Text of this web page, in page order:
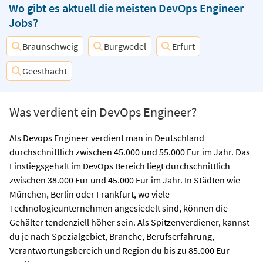
Wo gibt es aktuell die meisten DevOps Engineer
Jobs?
Braunschweig Burgwedel Erfurt
Geesthacht
Was verdient ein DevOps Engineer?
Als Devops Engineer verdient man in Deutschland
durchschnittlich zwischen 45.000 und 55.000 Eur im Jahr. Das
Einstiegsgehalt im DevOps Bereich liegt durchschnittlich
zwischen 38.000 Eur und 45.000 Eur im Jahr. In Städten wie
München, Berlin oder Frankfurt, wo viele
Technologieunternehmen angesiedelt sind, können die
Gehälter tendenziell höher sein. Als Spitzenverdiener, kannst
du je nach Spezialgebiet, Branche, Berufserfahrung,
Verantwortungsbereich und Region du bis zu 85.000 Eur